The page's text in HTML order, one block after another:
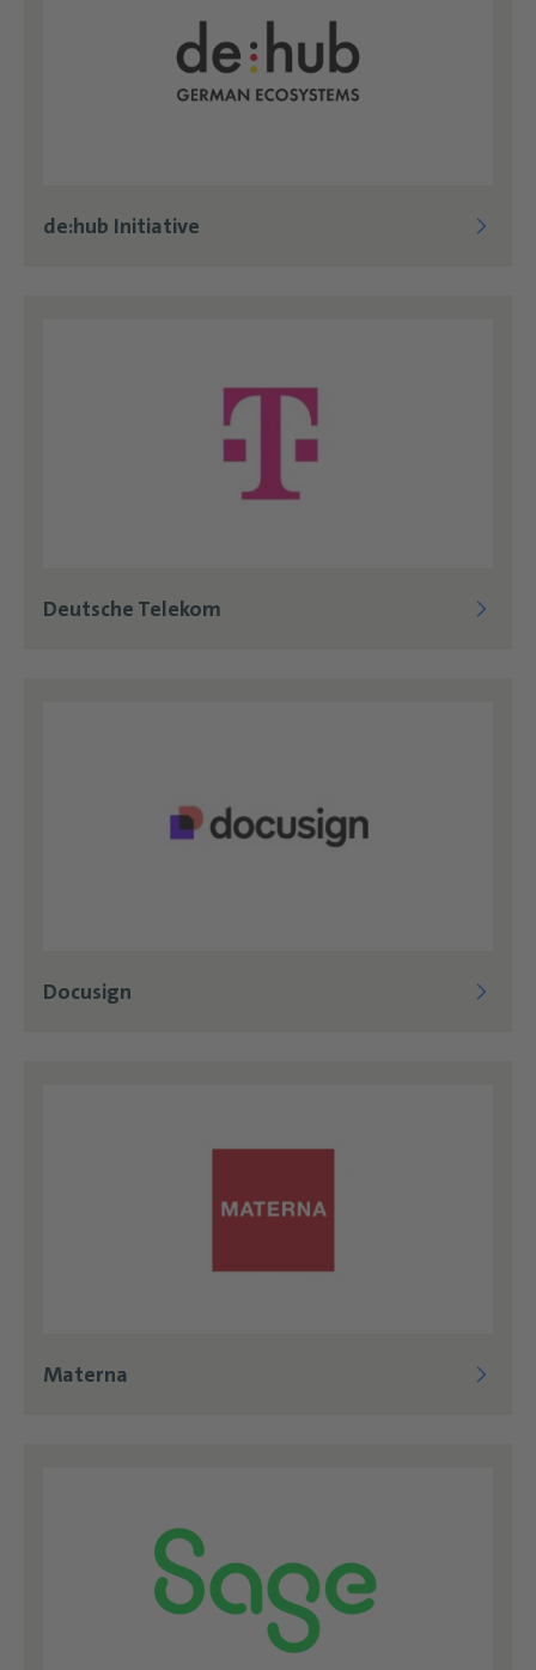
de:hub Initiative
Deutsche Telekom
Docusign
Materna